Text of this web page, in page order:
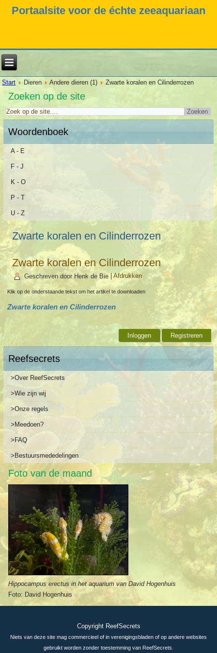
Portaalsite voor de échte zeeaquariaan
Start Dieren Andere dieren (1) Zwarte koralen en Cilinderrozen
Zoeken op de site
Woordenboek
A - E
F - J
K - O
P - T
U - Z
Zwarte koralen en Cilinderrozen
Zwarte koralen en Cilinderrozen
Geschreven door Henk de Bie |Afdrukken
Klik op de onderstaande tekst om het artikel te downloaden
Zwarte koralen en Cilinderrozen
Inloggen Registreren
Reefsecrets
>Over ReefSecrets
>Wie zijn wij
>Onze regels
>Meedoen?
>FAQ
>Bestuursmededelingen
Foto van de maand
Hippocampus erectus in het aquarium van David Hogenhuis
Foto: David Hogenhuis
Copyright ReefSecrets
Niets van deze site mag commercieel of in verenigingsbladen of op andere websites
gebruikt worden zonder toestemming van ReefSecrets.